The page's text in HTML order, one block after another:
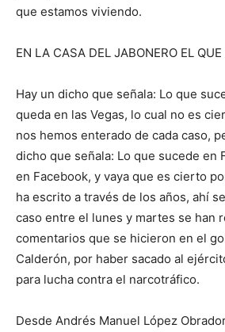
que estamos viviendo.
EN LA CASA DEL JABONERO EL
Hay un dicho que señala: Lo que
queda en las Vegas, lo cual no es
nos hemos enterado de cada caso,
dicho que señala: Lo que sucede en
en Facebook, y vaya que es cierto
ha escrito a través de los años, ahí
caso entre el lunes y martes se han
comentarios que se hicieron en el
Calderón, por haber sacado al
para lucha contra el narcotráfico.
Desde Andrés Manuel López